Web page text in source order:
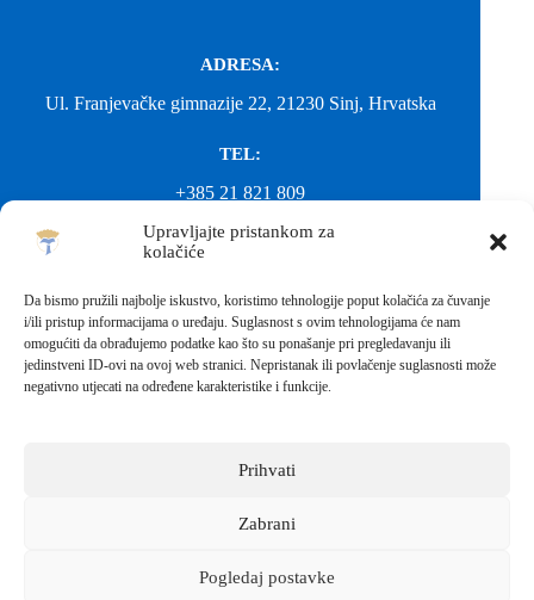
Upravljajte pristankom za
kolačiće
Da bismo pružili najbolje iskustvo, koristimo tehnologije poput kolačića za čuvanje
i/ili pristup informacijama o uređaju. Suglasnost s ovim tehnologijama će nam
omogućiti da obrađujemo podatke kao što su ponašanje pri pregledavanju ili
jedinstveni ID-ovi na ovoj web stranici. Nepristanak ili povlačenje suglasnosti može
negativno utjecati na određene karakteristike i funkcije.
Prihvati
Zabrani
Pogledaj postavke
ADRESA:
Ul. Franjevačke gimnazije 22, 21230 Sinj, Hrvatska
TEL:
+385 21 821 809
EMAIL:
EMAIL:
fkgsinj@gmail.com
Svako neovlašteno preuzimanje fotografija i sadržaja s ove web
Sva prava pridržana © 2026 - FRANJEVAČKA KLASIČNA
PRAVOM JAVNOSTI